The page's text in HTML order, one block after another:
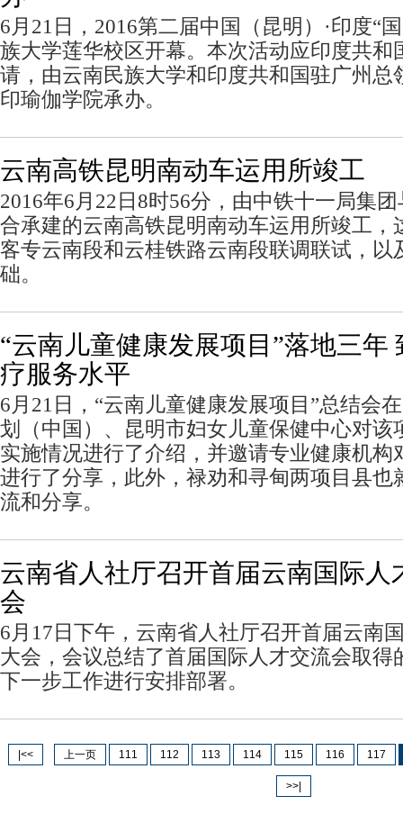
6月21日，2016第二届中国（昆明）·印度“
族大学莲华校区开幕。本次活动应印度共和
请，由云南民族大学和印度共和国驻广州总
印瑜伽学院承办。
云南高铁昆明南动车运用所竣工
2016年6月22日8时56分，由中铁十一局集
合承建的云南高铁昆明南动车运用所竣工，
客专云南段和云桂铁路云南段联调联试，以
础。
“云南儿童健康发展项目”落地三年
疗服务水平
6月21日，“云南儿童健康发展项目”总结会
划（中国）、昆明市妇女儿童保健中心对该
实施情况进行了介绍，并邀请专业健康机构
进行了分享，此外，禄劝和寻甸两项目县也
流和分享。
云南省人社厅召开首届云南国际人
会
6月17日下午，云南省人社厅召开首届云南
大会，会议总结了首届国际人才交流会取得
下一步工作进行安排部署。
|<< 上一页 111 112 113 114 115 116 117
>>|